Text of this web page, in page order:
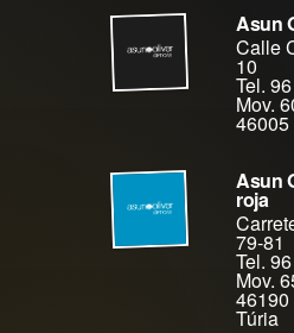
Asun
Calle
10
Tel.
Mov.
46005
Asun
roja
79-81
Tel.
Mov.
46190
Túria